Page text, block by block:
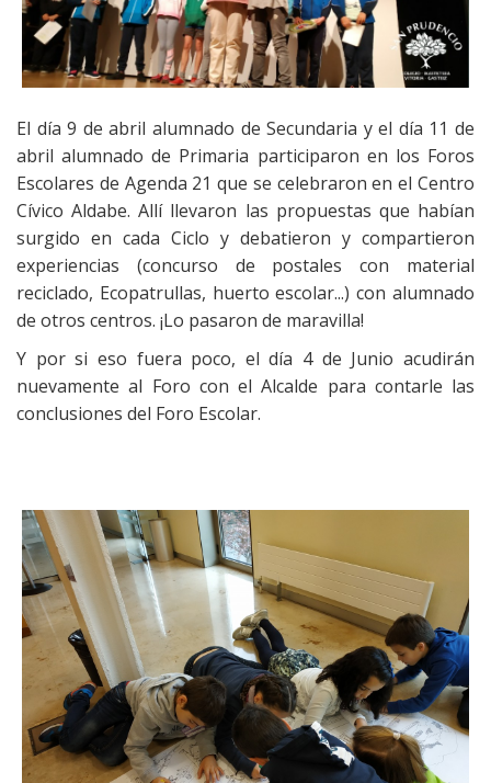
El día 9 de abril alumnado de Secundaria y el día 11 de
abril alumnado de Primaria participaron en los Foros
Escolares de Agenda 21 que se celebraron en el Centro
Cívico Aldabe. Allí llevaron las propuestas que habían
surgido en cada Ciclo y debatieron y compartieron
experiencias (concurso de postales con material
reciclado, Ecopatrullas, huerto escolar...) con alumnado
de otros centros. ¡Lo pasaron de maravilla!
Y por si eso fuera poco, el día 4 de Junio acudirán
nuevamente al Foro con el Alcalde para contarle las
conclusiones del Foro Escolar.